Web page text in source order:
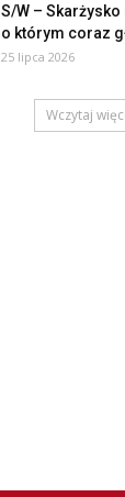
S/W –
o którym coraz
25 lipca 2026
Wczytaj